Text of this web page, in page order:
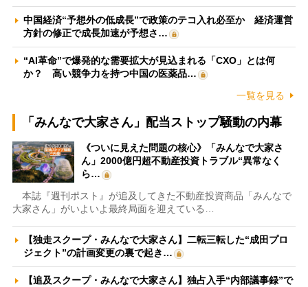
中国経済“予想外の低成長”で政策のテコ入れ必至か 経済運営
方針の修正で成長加速が予想さ…
“AI革命”で爆発的な需要拡大が見込まれる「CXO」とは何
か？ 高い競争力を持つ中国の医薬品…
一覧を見る
「みんなで大家さん」配当ストップ騒動の内幕
《ついに見えた問題の核心》「みんなで大家さ
ん」2000億円超不動産投資トラブル“異常なく
ら…
本誌『週刊ポスト』が追及してきた不動産投資商品「みんなで
大家さん」がいよいよ最終局面を迎えている…
【独走スクープ・みんなで大家さん】二転三転した“成田プロ
ジェクト”の計画変更の裏で起き…
【追及スクープ・みんなで大家さん】独占入手“内部議事録”で